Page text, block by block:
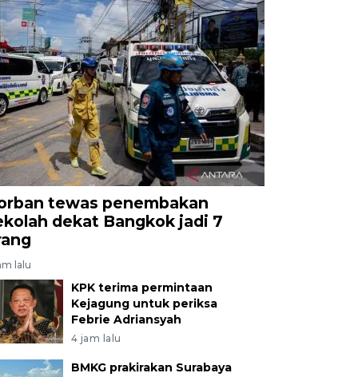
tewas penembakan
dekat Bangkok jadi 7
lalu
KPK terima permintaan
Kejagung untuk periksa
Febrie Adriansyah
4 jam lalu
BMKG prakirakan Surabaya